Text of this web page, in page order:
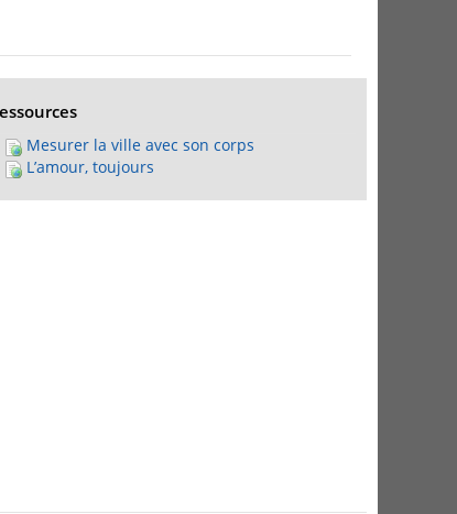
Mesurer la ville avec son corps
L’amour, toujours